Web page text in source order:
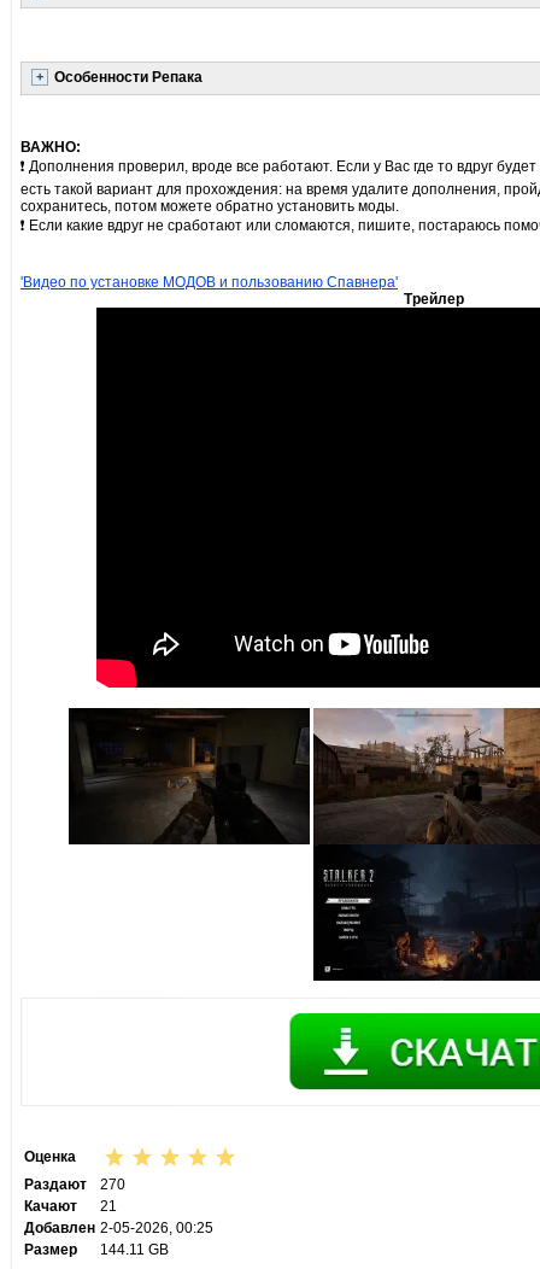
Особенности Репака
ВАЖНО:
❗ Дополнения проверил, вроде все работают. Если у Вас где то вдруг
есть такой вариант для прохождения: на время удалите дополнения,
сохранитесь, потом можете обратно установить моды.
❗ Если какие вдруг не сработают или сломаются, пишите, постараюсь
'Видео по установке МОДОВ и пользованию Спавнера'
Трейлер
Оценка
Раздают
270
Качают
21
Добавлен 2-05-2026, 00:25
Размер
144.11 GB